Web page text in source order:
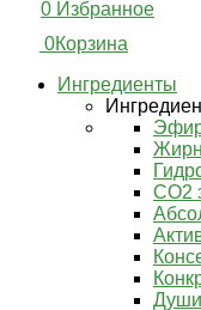
0 Избранное
0Корзина
Ингредиенты
СО2